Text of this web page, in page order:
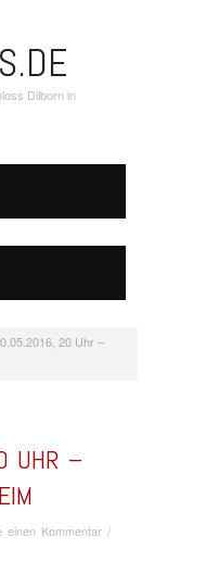
Dilborn in
20 Uhr –
UHR –
einen Kommentar /